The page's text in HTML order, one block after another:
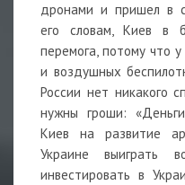
дронами и пришел в
его словам, Киев в
перемога, потому что
и воздушных
России нет никакого
нужны гроши:
Киев на развитие
Украине выиграть
инвестировать в